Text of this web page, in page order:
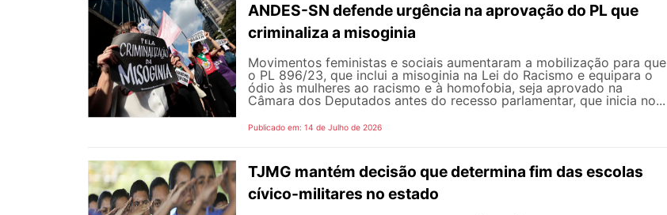
ANDES-SN defende urgência na aprovação do PL que
criminaliza a misoginia
Movimentos feministas e sociais aumentaram a mobilização para que
o PL 896/23, que inclui a misoginia na Lei do Racismo e equipara o
ódio às mulheres ao racismo e à homofobia, seja aprovado na
Câmara dos Deputados antes do recesso parlamentar, que inicia no...
Publicado em: 14 de Julho de 2026
TJMG mantém decisão que determina fim das escolas
cívico-militares no estado